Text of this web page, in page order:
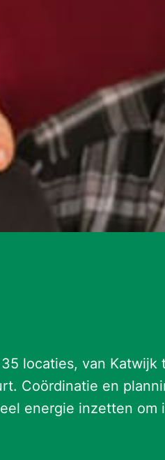
locaties, van Katwijk
Coördinatie en
energie inzetten om